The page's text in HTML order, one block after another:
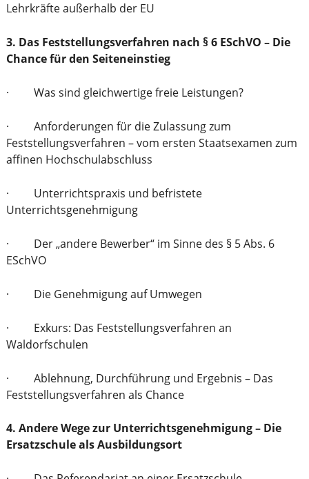
Lehrkräfte außerhalb der EU
3. Das Feststellungsverfahren nach § 6 ESchVO – Die
Chance für den Seiteneinstieg
· Was sind gleichwertige freie Leistungen?
· Anforderungen für die Zulassung zum
Feststellungsverfahren – vom ersten Staatsexamen zum
affinen Hochschulabschluss
· Unterrichtspraxis und befristete
Unterrichtsgenehmigung
· Der „andere Bewerber“ im Sinne des § 5 Abs. 6
ESchVO
· Die Genehmigung auf Umwegen
· Exkurs: Das Feststellungsverfahren an
Waldorfschulen
· Ablehnung, Durchführung und Ergebnis – Das
Feststellungsverfahren als Chance
4. Andere Wege zur Unterrichtsgenehmigung – Die
Ersatzschule als Ausbildungsort